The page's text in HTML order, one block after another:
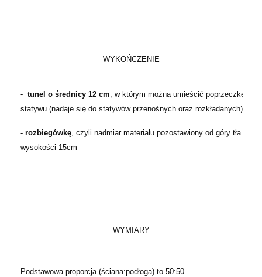
WYKOŃCZENIE
- tunel o średnicy 12 cm, w którym można umieścić poprzeczkę
statywu (nadaje się do statywów przenośnych oraz rozkładanych)
- rozbiegówkę, czyli nadmiar materiału pozostawiony od góry tła o
wysokości 15cm
WYMIARY
Podstawowa proporcja (ściana:podłoga) to 50:50.